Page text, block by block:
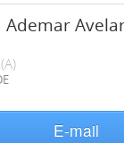
Ademar
E-mail